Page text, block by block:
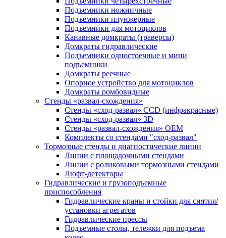
Подъемники ножничные
Подъемники плунжерные
Подъемники для мотоциклов
Канавные домкраты (траверсы)
Домкраты гидравлические
Подъемники одностоечные и мини
подъемники
Домкраты реечные
Опорное устройство для мотоциклов
Домкраты ромбовидные
Стенды «развал-схождения»
Стенды «сход-развал» CCD (инфракрасные)
Стенды «сход-развал» 3D
Стенды «развал-схождения» ОЕМ
Комплекты со стендами "сход-развал"
Тормозные стенды и диагностические линии
Линии с площадочными стендами
Линии с роликовыми тормозными стендами
Люфт-детекторы
Гидравлические и грузоподъемные
приспособления
Гидравлические краны и стойки для снятия/
установки агрегатов
Гидравлические прессы
Подъемные столы, тележки для подъема